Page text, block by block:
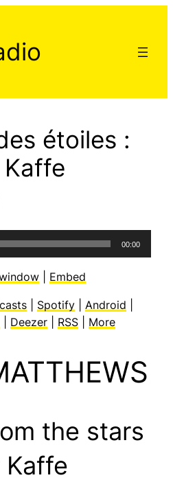
étoiles :
00:00
Embed
Spotify Android
Deezer RSS More
the stars
Kaffe